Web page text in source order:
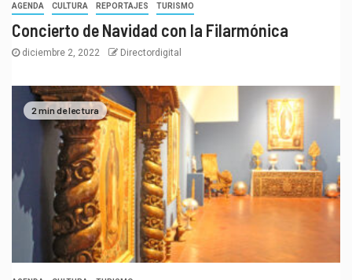
AGENDA CULTURA REPORTAJES TURISMO
Concierto de Navidad con la Filarmónica
diciembre 2, 2022 Directordigital
2 min de lectura